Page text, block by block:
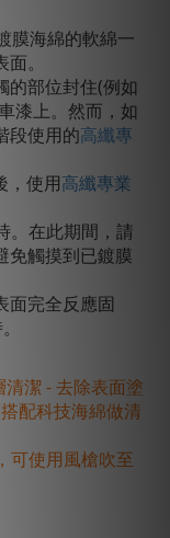
膜海綿的軟綿一
。
的部位封住(例如
漆上。然而，如
段使用的高纖專
，使用高纖專業
。在此期間，請
免觸摸到已鍍膜
面完全反應固
清潔 - 去除表面塗
配科技海綿做清
可使用風槍吹至